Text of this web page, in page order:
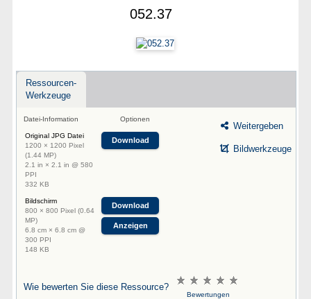
052.37
Ressourcen-
Werkzeuge
Datei-Information Optionen
Original JPG Datei
1200 × 1200 Pixel
(1.44 MP)
2.1 in × 2.1 in @ 580
PPI
332 KB
Download
Bildschirm
800 × 800 Pixel (0.64
MP)
6.8 cm × 6.8 cm @
300 PPI
148 KB
Download
Anzeigen
Weitergeben
Bildwerkzeuge
Wie bewerten Sie diese Ressource?
Bewertungen